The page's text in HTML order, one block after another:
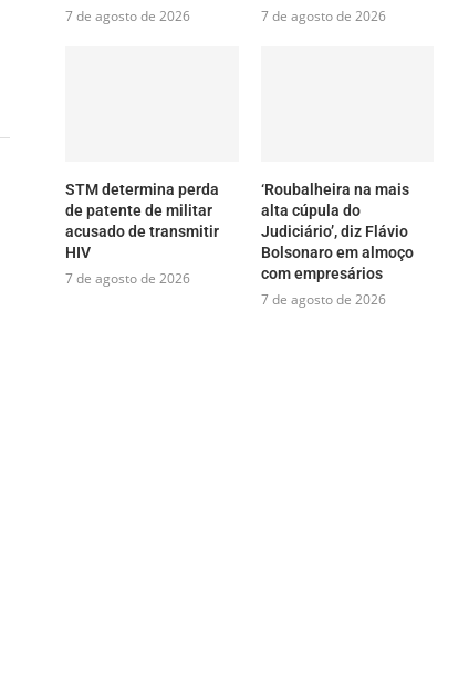
7 de agosto de 2026 7 de agosto de 2026
STM determina perda
de patente de militar
acusado de transmitir
HIV
7 de agosto de 2026
‘Roubalheira na mais
alta cúpula do
Judiciário’, diz Flávio
Bolsonaro em almoço
com empresários
7 de agosto de 2026